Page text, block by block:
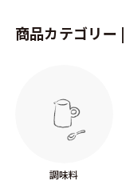
商品カテゴリー |
調味料